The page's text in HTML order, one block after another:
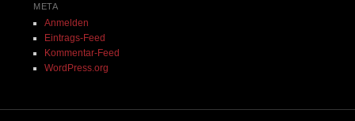
META
Anmelden
Eintrags-Feed
Kommentar-Feed
WordPress.org